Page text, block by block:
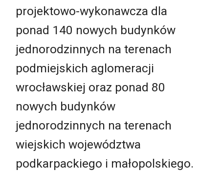
projektowo-wykonawcza dla
ponad 140 nowych budynków
jednorodzinnych na terenach
podmiejskich aglomeracji
wrocławskiej oraz ponad 80
nowych budynków
jednorodzinnych na terenach
wiejskich województwa
podkarpackiego i małopolskiego.